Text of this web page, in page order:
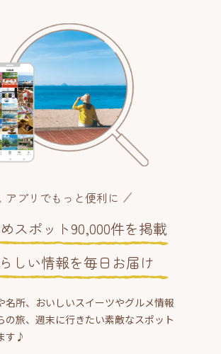
アプリでもっと便利に
スポット90,000件を掲載
しい情報を毎日お届け
名所、おいしいスイーツやグルメ情報
の旅、週末に行きたい素敵なスポット
す♪